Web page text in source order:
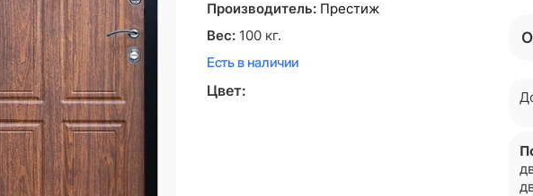
Производитель: Престиж
Вес: 100 кг.
Есть в наличии
Цвет: